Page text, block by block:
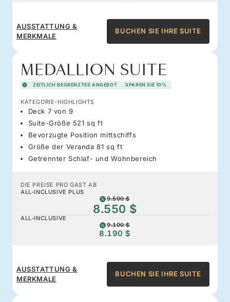
AUSSTATTUNG &
MERKMALE
BUCHEN SIE IHRE SUITE
MEDALLION SUITE
ZEITLICH BEGRENZTES ANGEBOT SPAREN SIE 10%
KATEGORIE-HIGHLIGHTS
Deck 7 von 9
Suite-Größe 521 sq ft
Bevorzugte Position mittschiffs
Größe der Veranda 81 sq ft
Getrennter Schlaf- und Wohnbereich
DIE PREISE PRO GAST AB
ALL-INCLUSIVE PLUS
9.500 $
8.550 $
ALL-INCLUSIVE
9.100 $
8.190 $
AUSSTATTUNG &
MERKMALE
BUCHEN SIE IHRE SUITE